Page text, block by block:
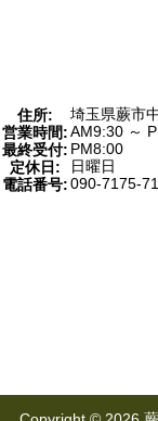
住所:
埼玉県蕨市
営業時間:AM9:30 ～
最終受付: PM8:00
定休日:
日曜日
電話番号:090-7175-